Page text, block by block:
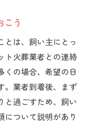
画
の準備
日の流れを詳し
いポイント
な進行方法
こう
とは、飼い主にとっ
ト火葬業者との連絡
くの場合、希望の日
。業者到着後、まず
と過ごすため、飼い
について説明があり